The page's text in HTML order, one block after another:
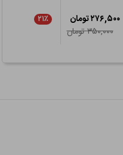
۲۷۶,۵۰۰ تومان
۳۵۰,۰۰۰ تومان
۲۱٪